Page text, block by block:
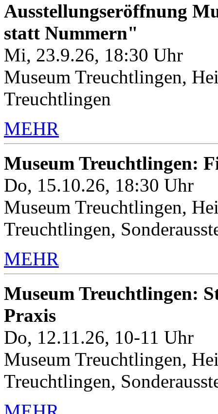
Ausstellungseröffnung
statt Nummern"
Mi, 23.9.26, 18:30 Uhr
Museum Treuchtlingen,
Treuchtlingen
MEHR
Museum Treuchtlingen:
Do, 15.10.26, 18:30 Uhr
Museum Treuchtlingen,
Treuchtlingen,
MEHR
Museum Treuchtlingen:
Praxis
Do, 12.11.26, 10-11 Uhr
Museum Treuchtlingen,
Treuchtlingen,